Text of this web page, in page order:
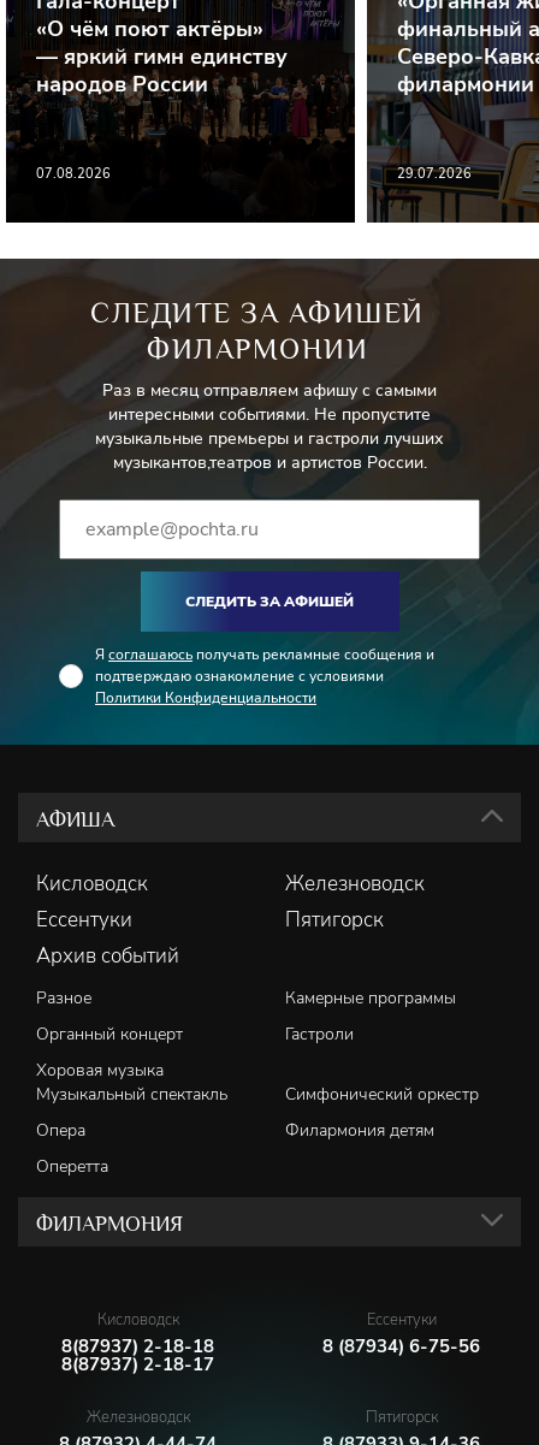
«О чём поют актёры»
— яркий гимн единству
народов России
07.08.2026
финальный
Северо-
филармонии
29.07.2026
СЛЕДИТЕ ЗА АФИШЕЙ
ФИЛАРМОНИИ
Раз в месяц отправляем афишу с самыми
интересными событиями. Не пропустите
музыкальные премьеры и гастроли лучших
музыкантов,театров и артистов России.
СЛЕДИТЬ ЗА АФИШЕЙ
Я соглашаюсь получать рекламные сообщения и
подтверждаю ознакомление с условиями
Политики Конфиденциальности
АФИША
Кисловодск
Железноводск
Ессентуки
Пятигорск
Архив событий
Разное
Камерные программы
Органный концерт
Гастроли
Хоровая музыка
Музыкальный спектакль
Симфонический оркестр
Опера
Филармония детям
Оперетта
ФИЛАРМОНИЯ
Кисловодск
8(87937) 2-18-18
8(87937) 2-18-17
Ессентуки
8 (87934) 6-75-56
Железноводск Пятигорск